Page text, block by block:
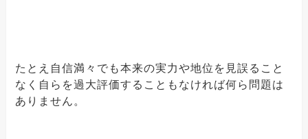
たとえ自信満々でも本来の実力や地位を見誤ること
なく自らを過大評価することもなければ何ら問題は
ありません。